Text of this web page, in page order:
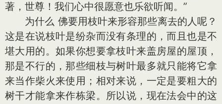
著，世尊！我们心中很愿意也乐欲听闻。”
为什么 佛要用枝叶来形容那些离去的人呢？
这是在说枝叶是纷杂而没有条理的，而且也是不
堪大用的。如果你想要拿枝叶来盖房屋的屋顶，
那是不行的，那些细枝与树叶最多就只能将它拿
来当作柴火来使用；相对来说，一定是要粗大的
树干才能拿来作栋梁。所以说，现在法会中的这